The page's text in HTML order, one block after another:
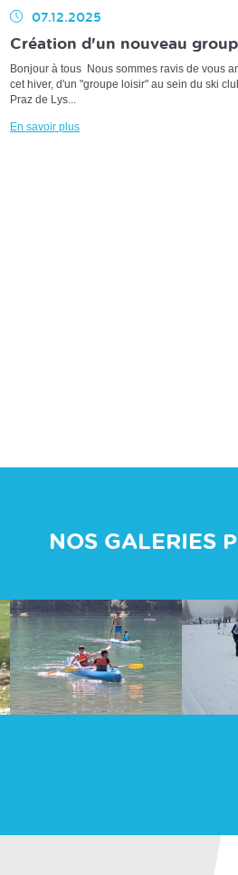
07.12.2025
Création d'un nouveau
Bonjour à tous Nous sommes ravis de vous
cet hiver, d'un "groupe loisir" au sein du ski
Praz de Lys...
En savoir plus
NOS GALERIES